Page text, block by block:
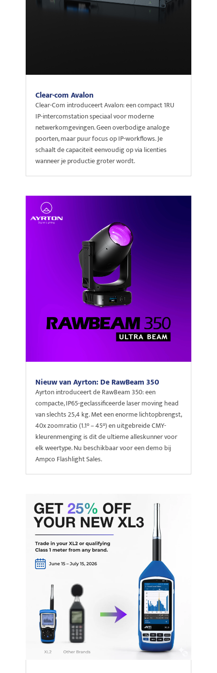
Clear-com Avalon
Clear-Com introduceert Avalon: een compact 1RU
IP-intercomstation speciaal voor moderne
netwerkomgevingen. Geen overbodige analoge
poorten, maar puur focus op IP-workflows. Je
schaalt de capaciteit eenvoudig op via licenties
wanneer je productie groter wordt.
Nieuw van Ayrton: De RawBeam 350
Ayrton introduceert de RawBeam 350: een
compacte, IP65-geclassificeerde laser moving head
van slechts 25,4 kg. Met een enorme lichtopbrengst,
40x zoomratio (1.1° – 45°) en uitgebreide CMY-
kleurenmenging is dit de ultieme alleskunner voor
elk weertype. Nu beschikbaar voor een demo bij
Ampco Flashlight Sales.